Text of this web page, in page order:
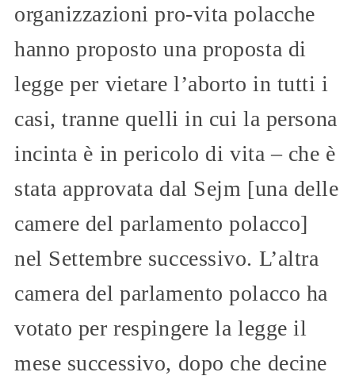
organizzazioni pro-vita polacche
hanno proposto una proposta di
legge per vietare l’aborto in tutti i
casi, tranne quelli in cui la persona
incinta è in pericolo di vita – che è
stata approvata dal Sejm [una delle
camere del parlamento polacco]
nel Settembre successivo. L’altra
camera del parlamento polacco ha
votato per respingere la legge il
mese successivo, dopo che decine